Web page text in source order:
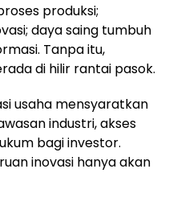
produksi;
daya saing tumbuh
Tanpa itu,
di hilir rantai pasok.
usaha mensyaratkan
industri, akses
bagi investor.
inovasi hanya akan